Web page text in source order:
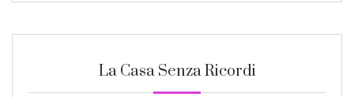
La Casa Senza Ricordi